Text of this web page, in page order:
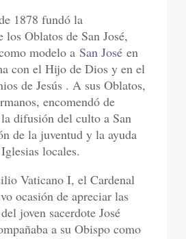
1878 fundó la
los Oblatos de San José,
modelo a San José en
con el Hijo de Dios y en el
de Jesús . A sus Oblatos,
encomendó de
difusión del culto a San
de la juventud y la ayuda
locales.
Vaticano I, el Cardenal
ocasión de apreciar las
joven sacerdote José
a su Obispo como